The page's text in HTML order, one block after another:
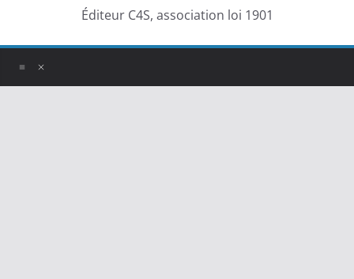
Éditeur C4S, association loi 1901